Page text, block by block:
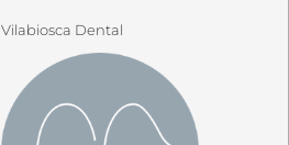
Vilabiosca Dental